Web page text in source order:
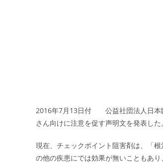
2016年7月13日付 公益社団法人日本
さん向けに注意を促す声明文を発表した。
現在、チェックポイント阻害剤は、「
の他の疾患にでは効果が無いこともあ